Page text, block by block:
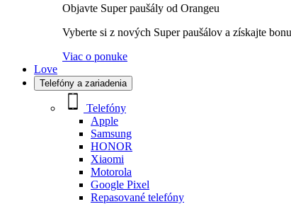
Objavte Super paušály od Orangeu
Vyberte si z nových Super paušálov a získajte
Viac o ponuke
Love
Telefóny a zariadenia
Telefóny
Apple
Samsung
HONOR
Xiaomi
Motorola
Google Pixel
Repasované telefóny